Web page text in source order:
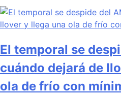
El temporal se
cuándo dejará de
ola de frío con